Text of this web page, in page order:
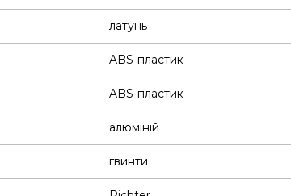
латунь
ABS-пластик
ABS-пластик
алюміній
гвинти